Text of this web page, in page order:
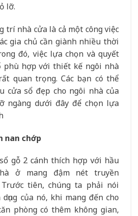
lỡ.
trí nhà cửa là cả một công việc
gia chủ cần giành nhiều thời
đó, việc lựa chọn và quyết
phù hợp với thiết kế ngôi nhà
quan trọng. Các bạn có thể
cửa sổ đẹp cho ngôi nhà của
ngàng dưới đây để chọn lựa
nan chớp
gỗ 2 cánh thích hợp với hầu
ở mang đậm nét truyền
tiên, chúng ta phải nói
của nó, khi mang đến cho
phòng có thêm không gian,